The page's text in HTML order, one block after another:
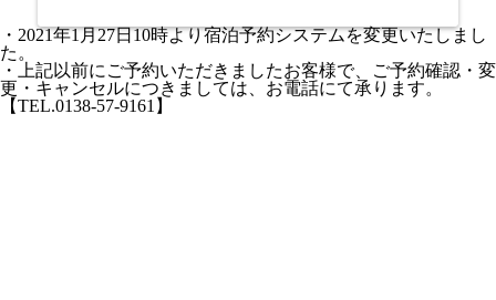
・2021年1月27日10時より宿泊予約システムを変更いたしまし
た。
・上記以前にご予約いただきましたお客様で、ご予約確認・変
更・キャンセルにつきましては、お電話にて承ります。
【TEL.0138-57-9161】